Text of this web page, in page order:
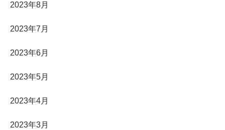
2023年8月
2023年7月
2023年6月
2023年5月
2023年4月
2023年3月